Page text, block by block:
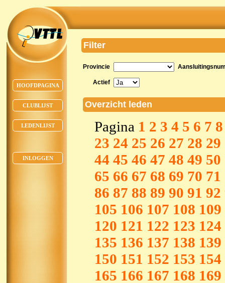
HOOFDPAGINA
CLUBLIJST
LEDENLIJST
INLOGGEN
Filter
Provincie
Actief
Overzicht leden
Pagina 1 2 3 4 5 6 7 8
23 24 25 26 27 28 29
44 45 46 47 48 49 50
65 66 67 68 69 70 71
86 87 88 89 90 91 92
105 106 107 108 109
120 121 122 123 124
135 136 137 138 139
150 151 152 153 154
165 166 167 168 169